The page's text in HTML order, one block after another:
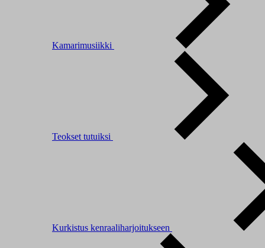
Kamarimusiikki
Teokset tutuiksi
Kurkistus kenraaliharjoitukseen